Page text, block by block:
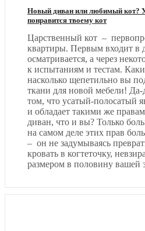
Новый диван или любимый кот?
понравится твоему кот
Царственный кот –
квартиры. Первым входит в
осматривается, а через
к испытаниям и тестам.
насколько щепетильно вы
ткани для новой мебели!
том, что усатый-полосатый
и обладает такими же
диван, что и вы? Только
на самом деле этих прав
– он не задумываясь
кровать в когтеточку,
размером в половину вашей